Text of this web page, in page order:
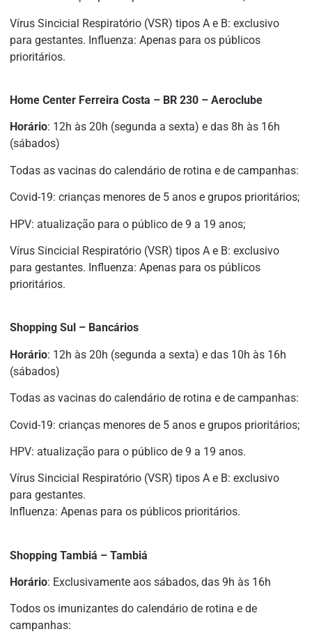
Vírus Sincicial Respiratório (VSR) tipos A e B: exclusivo
para gestantes. Influenza: Apenas para os públicos
prioritários.
Home Center Ferreira Costa – BR 230 – Aeroclube
Horário: 12h às 20h (segunda a sexta) e das 8h às 16h
(sábados)
Todas as vacinas do calendário de rotina e de campanhas:
Covid-19: crianças menores de 5 anos e grupos prioritários;
HPV: atualização para o público de 9 a 19 anos;
Vírus Sincicial Respiratório (VSR) tipos A e B: exclusivo
para gestantes. Influenza: Apenas para os públicos
prioritários.
Shopping Sul – Bancários
Horário: 12h às 20h (segunda a sexta) e das 10h às 16h
(sábados)
Todas as vacinas do calendário de rotina e de campanhas:
Covid-19: crianças menores de 5 anos e grupos prioritários;
HPV: atualização para o público de 9 a 19 anos.
Vírus Sincicial Respiratório (VSR) tipos A e B: exclusivo
para gestantes.
Influenza: Apenas para os públicos prioritários.
Shopping Tambiá – Tambiá
Horário: Exclusivamente aos sábados, das 9h às 16h
Todos os imunizantes do calendário de rotina e de
campanhas: